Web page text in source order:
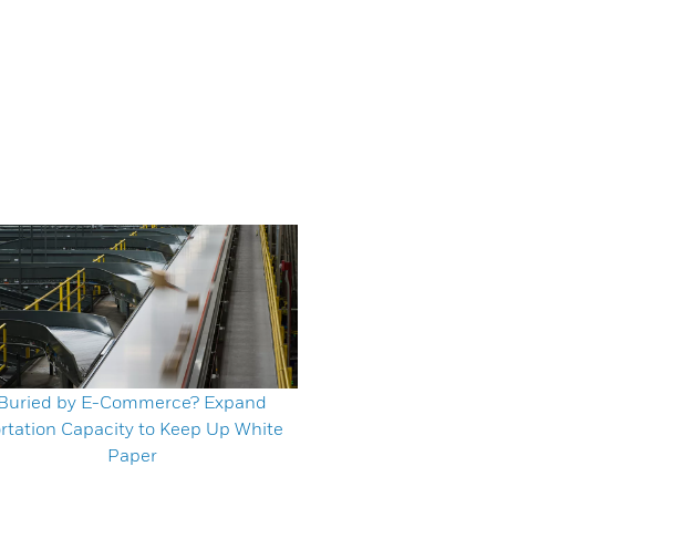
by E-Commerce? Expand
Capacity to Keep Up White
Paper